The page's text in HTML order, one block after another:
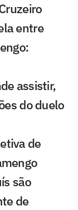
entre
assistir,
do duelo
de
são
de